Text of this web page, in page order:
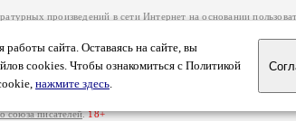
сайта. Оставаясь на сайте, вы
cookies. Чтобы ознакомиться с Политикой
нажмите здесь.
произведений в сети Интернет на основании
возможна только с согласия его автора, к которому вы
законодательства Российской
посмотреть более подробнуюинформацию о портале
сумме просматривают более двух миллионов страниц по
просмотров и количество посетителей.
союза писателей.18+